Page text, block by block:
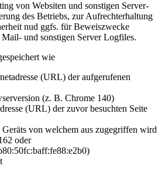
von Websiten und sonstigen Server-
des Betriebs, zur Aufrechterhaltung
nud ggfs. für Beweiszwecke
und sonstigen Server Logfiles.
wie
(URL) der aufgerufenen
(z. B. Chrome 140)
(URL) der zuvor besuchten Seite
Geräts von welchem aus zugegriffen wird
oder